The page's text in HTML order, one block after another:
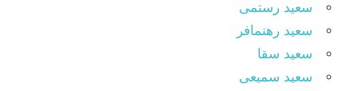
سعید رستمی
سعید رهنمافر
سعید سقا
سعید سمیعی